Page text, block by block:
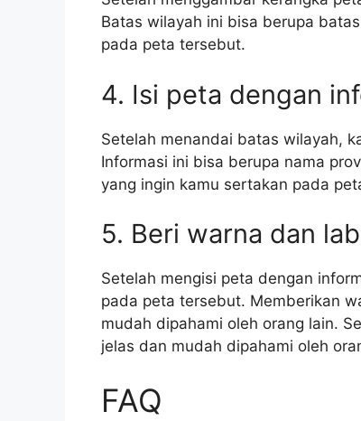
Batas wilayah ini bisa berupa
pada peta tersebut.
4. Isi peta dengan
Setelah menandai batas wilayah,
Informasi ini bisa berupa nama
yang ingin kamu sertakan pada
5. Beri warna dan
Setelah mengisi peta dengan
pada peta tersebut. Memberikan
mudah dipahami oleh orang lain.
jelas dan mudah dipahami oleh
FAQ